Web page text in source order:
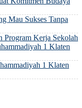
Mau Sukses Tanpa
Kerja Sekolah
1 Klaten
1 Klaten